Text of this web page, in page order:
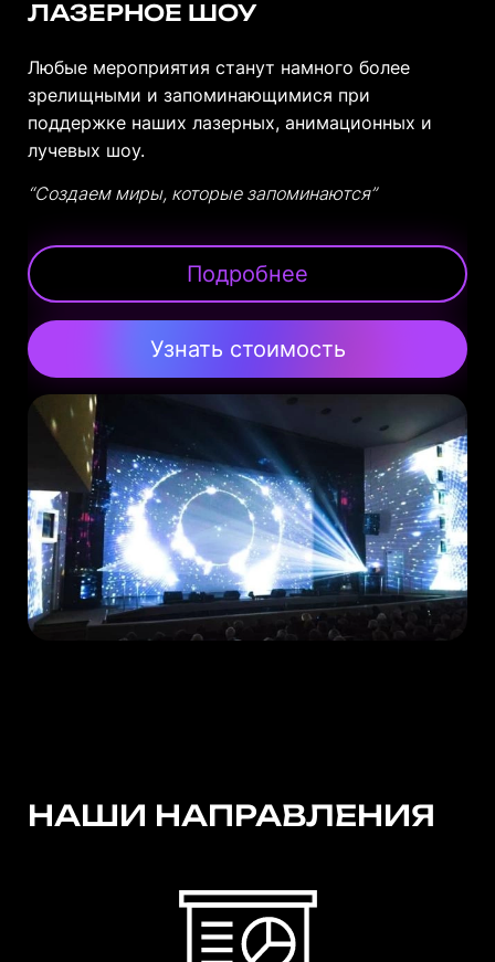
ЛАЗЕРНОЕ ШОУ
Любые мероприятия станут намного более
зрелищными и запоминающимися при
поддержке наших лазерных, анимационных и
лучевых шоу.
“Создаем миры, которые запоминаются”
Подробнее
Узнать стоимость
НАШИ НАПРАВЛЕНИЯ